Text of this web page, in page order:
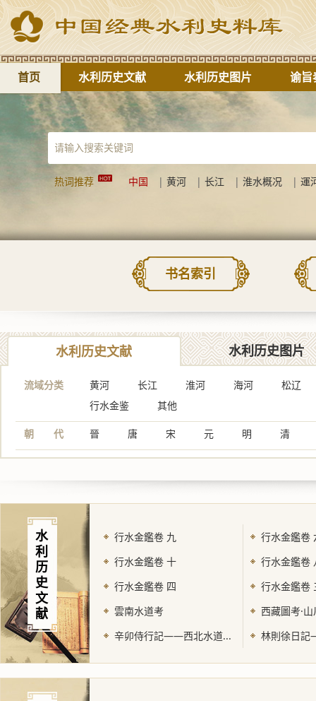
首页 水利历史文献 水利历史图片 谕旨
热词推荐 中国 |黄河 |长江 |淮水概况 |運
书名索引
水利历史文献 水利历史图片
流域分类 黄河 长江 淮河 海河
松辽
行水金鉴
其他
朝 代 晉 唐 宋 元 明 清
水
利
历
史
文
献
行水金鑑卷 九
行水金鑑卷
行水金鑑卷 十
行水金鑑卷
行水金鑑卷 四
行水金鑑卷
雲南水道考
西藏圖考·
辛卯侍行記——西北水道...
林則徐日